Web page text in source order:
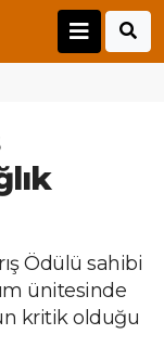
Ödülü sahibi
ünitesinde
kritik olduğu